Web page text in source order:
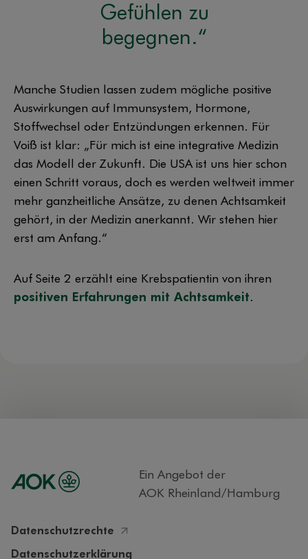
Gefühlen zu
begegnen.“
Manche Studien lassen zudem mögliche positive
Auswirkungen auf Immunsystem, Hormone,
Stoffwechsel oder Entzündungen erkennen. Für
Voiß ist klar: „Für mich ist eine integrative Medizin
das Modell der Zukunft. Die USA ist uns hier schon
einen Schritt voraus, doch es werden weltweit immer
mehr ganzheitliche Ansätze, zu denen Achtsamkeit
gehört, in der Medizin anerkannt. Wir stehen hier
erst am Anfang.“
Auf Seite 2 erzählt eine Krebspatientin von ihren
positiven Erfahrungen mit Achtsamkeit.
Ein Angebot der
AOK Rheinland/Hamburg
Datenschutzrechte
Datenschutzerklärung